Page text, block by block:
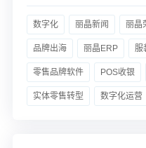
数字化 丽晶新闻 丽晶
品牌出海 丽晶ERP 服
零售品牌软件 POS收银
实体零售转型 数字化运营